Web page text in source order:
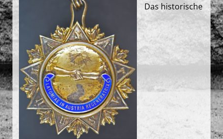
Gedanken
Deutsch
Das historische